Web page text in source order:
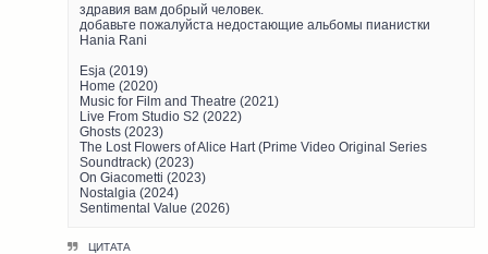
здравия вам добрый человек.
добавьте пожалуйста недостающие альбомы пианистки
Hania Rani
Esja (2019)
Home (2020)
Music for Film and Theatre (2021)
Live From Studio S2 (2022)
Ghosts (2023)
The Lost Flowers of Alice Hart (Prime Video Original Series
Soundtrack) (2023)
On Giacometti (2023)
Nostalgia (2024)
Sentimental Value (2026)
ЦИТАТА